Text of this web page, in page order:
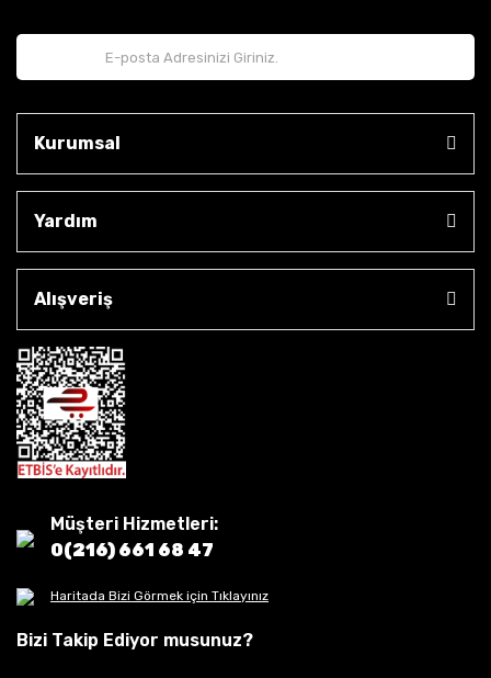
Kurumsal
Yardım
Alışveriş
Müşteri Hizmetleri:
0(216) 661 68 47
Haritada Bizi Görmek için Tıklayınız
Bizi Takip Ediyor musunuz?